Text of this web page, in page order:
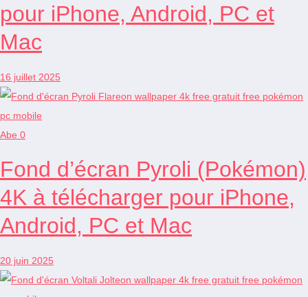
pour iPhone, Android, PC et
Mac
16 juillet 2025
Abe 0
Fond d’écran Pyroli (Pokémon)
4K à télécharger pour iPhone,
Android, PC et Mac
20 juin 2025